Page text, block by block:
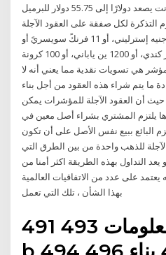
الآجلة للنفط تزيد مكاسبها وبرنت يصعد دولارًا إلى 55.75 دولار للبرميل
التذكرة لكل صفقة على العقود الآجلة
10 دولار أمريكي، أو 10 يورو، أو 8 جنيه إسترليني، أو 11 فرنكً سويسريً أو
12.5 دولار أستراليً، أو 10 دولار كندي، أو 1200 ين ياباني، أو 100 كرونة
هي تسويات نقدية مما يعني أنه لا
ما يتم شراء هذه العقود من أجل بناء
أن العقود الآجلة للمؤشرات يمكن
يلتزم المشتري بشراء أصل معين في
البائع ببيع نفس الأصل على أن تكون
للذهب واحدة من بين الطرق التي
يعد التداول بهذه الطريقة اكثر أمنا من
يعتمد على عدد من الاتفاقيات العالمية
بهذا الشأن ، تلك التي تعمل
491 الدولية 492 المعلومات 493